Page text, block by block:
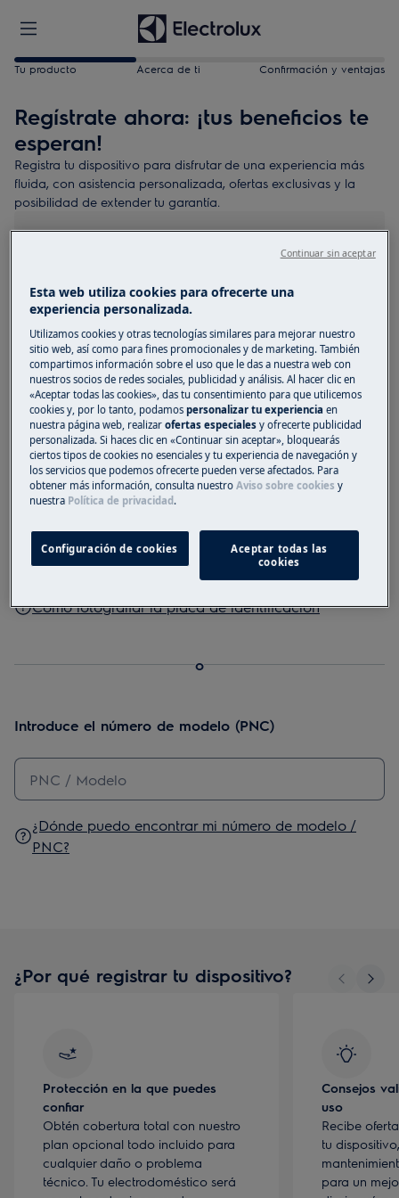
Tu producto Acerca de ti Confirmación y ventajas
Regístrate ahora: ¡tus beneficios te
esperan!
Registra tu dispositivo para disfrutar de una experiencia más
fluida, con asistencia personalizada, ofertas exclusivas y la
posibilidad de extender tu garantía.
electrodoméstico
Fecha de compra (también indicativa)
3 minutos de tu tiempo
Encuentra tu producto
Introduce el número de modelo (PNC)
¿Dónde puedo encontrar mi número de modelo /
PNC?
o
Toma una foto de la placa de identificación y súbela
Desliza o suelta una foto aquí
Descargar una foto
Cómo fotografiar la placa de identificación
¿Por qué registrar tu dispositivo?
Protección en la que puedes
confiar
Obtén cobertura total con nuestro
plan opcional todo incluido para
cualquier daño o problema
técnico. Tu electrodoméstico será
Consejos
uso
Recibe
tu
para un
Esta web utiliza cookies para ofrecerte una
experiencia personalizada.
Utilizamos cookies y otras tecnologías similares para mejorar nuestro
sitio web, así como para fines promocionales y de marketing. También
compartimos información sobre el uso que le das a nuestra web con
nuestros socios de redes sociales, publicidad y análisis. Al hacer clic en
«Aceptar todas las cookies», das tu consentimiento para que utilicemos
cookies y, por lo tanto, podamospersonalizar tu experienciaen
nuestra página web, realizarofertas especiales y ofrecerte publicidad
personalizada. Si haces clic en «Continuar sin aceptar», bloquearás
ciertos tipos de cookies no esenciales y tu experiencia de navegación y
los servicios que podemos ofrecerte pueden verse afectados. Para
obtener más información, consulta nuestroAviso sobre cookies y
nuestra Política de privacidad .
Configuración de cookies
Aceptar todas las
cookies
Continuar sin aceptar